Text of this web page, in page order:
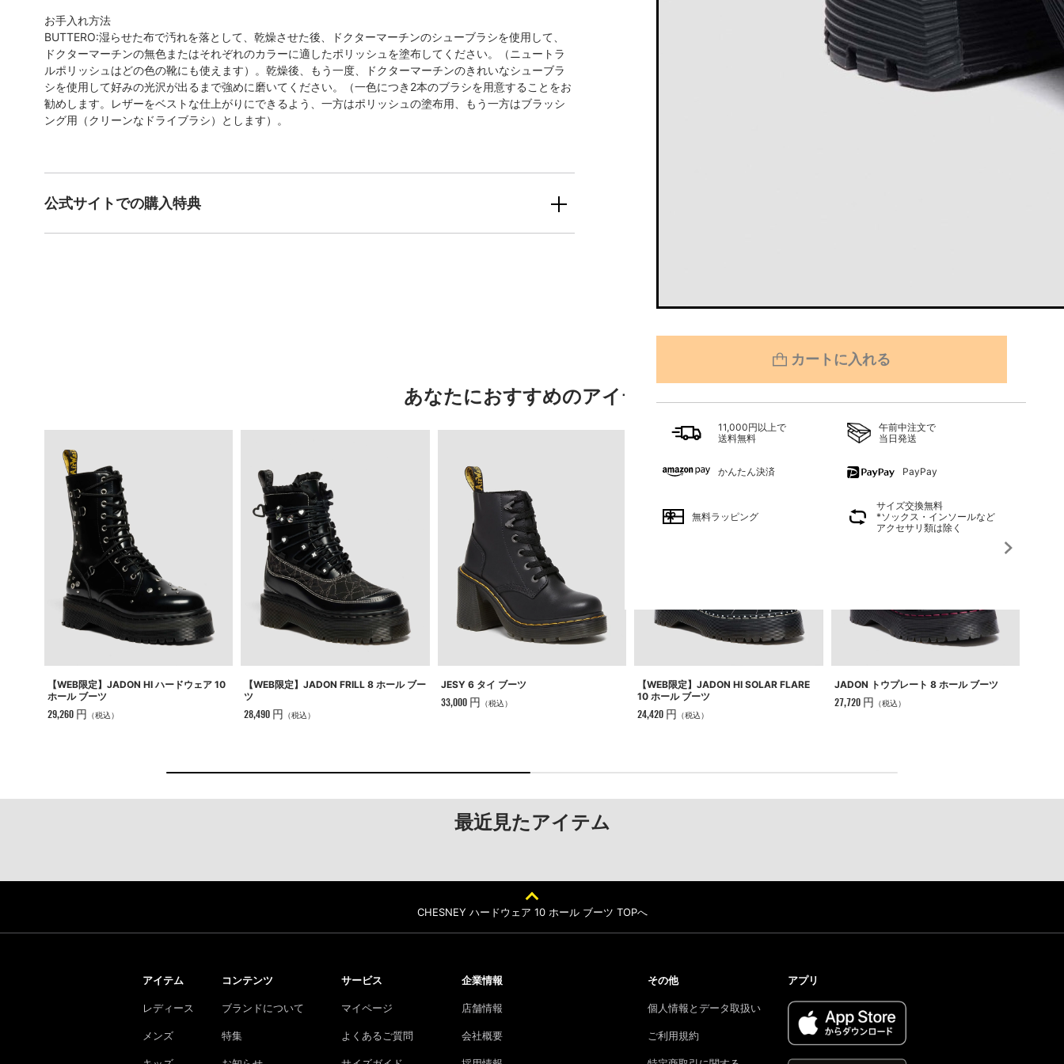
カートに入れる
11,000円以上で
送料無料
午前中注文で
当日発送
かんたん決済 PayPay
無料ラッピング
サイズ交換無料
*ソックス・インソールなど
アクセサリ類は除く
お手入れ方法
BUTTERO:湿らせた布で汚れを落として、乾燥させた後、ドクターマーチンのシューブラシを使用して、
ドクターマーチンの無色またはそれぞれのカラーに適したポリッシュを塗布してください。（ニュートラ
ルポリッシュはどの色の靴にも使えます）。乾燥後、もう一度、ドクターマーチンのきれいなシューブラ
シを使用して好みの光沢が出るまで強めに磨いてください。（一色につき2本のブラシを用意することをお
勧めします。レザーをベストな仕上がりにできるよう、一方はポリッシュの塗布用、もう一方はブラッシ
ング用（クリーンなドライブラシ）とします）。
公式サイトでの購入特典
あなたにおすすめのアイテム
【WEB限定】JADON HI ハードウェア 10
ホール ブーツ
29,260 円 （税込）
【WEB限定】JADON FRILL 8 ホール ブー
ツ
28,490 円 （税込）
JESY 6 タイ ブーツ
33,000 円 （税込）
【WEB限定】JADON HI SOLAR FLARE
10 ホール ブーツ
24,420 円 （税込）
JADON トウプレート 8 ホール ブーツ
27,720 円 （税込）
最近見たアイテム
CHESNEY ハードウェア 10 ホール ブーツ TOPへ
アイテム
レディース
メンズ
コンテンツ
ブランドについて
特集
サービス
マイページ
よくあるご質問
企業情報
店舗情報
会社概要
その他
個人情報とデータ取扱い
ご利用規約
アプリ